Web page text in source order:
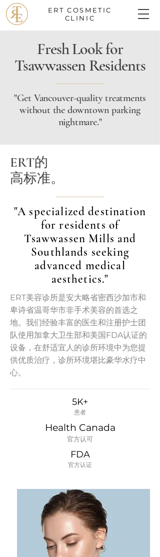
ERTCOSMETIC
CLINIC
Fresh Look for
Tsawwassen Residents
"Get Vancouver-quality treatments
without the downtown parking
nightmare."
ERT的
高标准。
"A specialized destination
for residents of
Tsawwassen Mills and
Southlands seeking
advanced medical
aesthetics."
ERT美容诊所是安大略省密西沙加市和
卑诗省温哥华市非手术美容的首选之
地。我们经验丰富的医生和注册护士团
队使用加拿大卫生部和美国FDA认证的
设备，在舒适宜人的诊所环境中为您提
供优质治疗，诊所环境堪比豪华水疗中
心。
5K+
患者
Health Canada
官方认可
FDA
​官方认证